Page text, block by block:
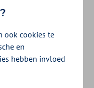
zonder
screening
u of ergotherapie
de problemen en
de duur en aard
ook cookies te
en
hebben invloed